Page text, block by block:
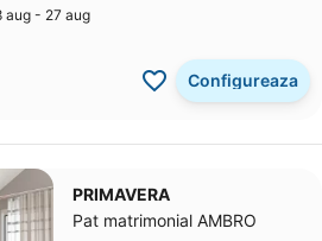
aug - 27 aug
Configureaza
PRIMAVERA
Pat matrimonial AMBRO